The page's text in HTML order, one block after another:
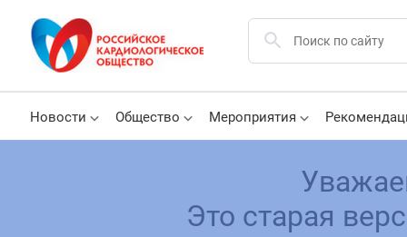
Новости Общество Мероприятия
Это старая